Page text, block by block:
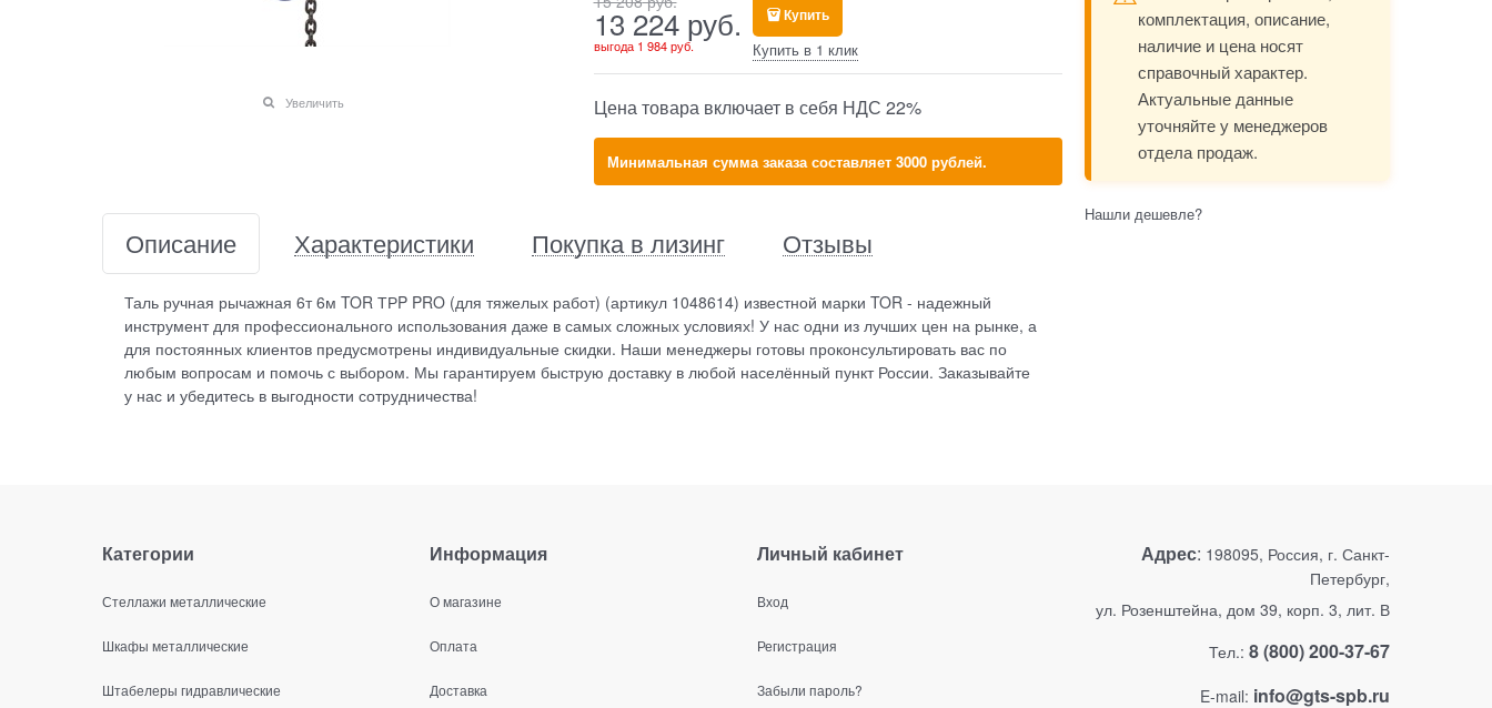
Увеличить
13 224 руб.
выгода 1 984 руб.
Купить
Купить в 1 клик
Цена товара включает в себя НДС 22%
Минимальная сумма заказа составляет 3000 рублей.
Описание Характеристики Покупка в лизинг Отзывы
Таль ручная рычажная 6т 6м TOR ТРP PRO (для тяжелых работ) (артикул 1048614) известной марки TOR - надежный
инструмент для профессионального использования даже в самых сложных условиях! У нас одни из лучших цен на рынке, а
для постоянных клиентов предусмотрены индивидуальные скидки. Наши менеджеры готовы проконсультировать вас по
любым вопросам и помочь с выбором. Мы гарантируем быструю доставку в любой населённый пункт России. Заказывайте
у нас и убедитесь в выгодности сотрудничества!
комплектация, описание,
наличие и цена носят
справочный характер.
Актуальные данные
уточняйте у менеджеров
отдела продаж.
Нашли дешевле?
Категории
Стеллажи металлические
Шкафы металлические
Штабелеры гидравлические
Информация
О магазине
Оплата
Доставка
Личный кабинет
Вход
Регистрация
Забыли пароль?
Адрес: 198095, Россия, г. Санкт-
Петербург,
ул. Розенштейна, дом 39, корп. 3, лит. В
Тел.: 8 (800) 200-37-67
E-mail: info@gts-spb.ru